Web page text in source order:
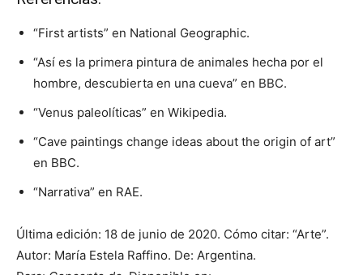
“First artists” en National Geographic.
“Así es la primera pintura de animales hecha por el
hombre, descubierta en una cueva” en BBC.
“Venus paleolíticas” en Wikipedia.
“Cave paintings change ideas about the origin of art”
en BBC.
“Narrativa” en RAE.
Última edición: 18 de junio de 2020. Cómo citar: “Arte”.
Autor: María Estela Raffino. De: Argentina.